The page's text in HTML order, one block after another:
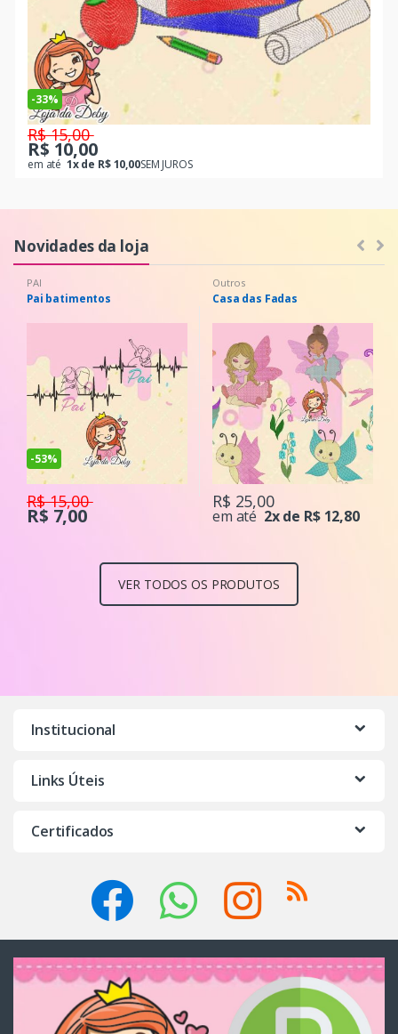
-33%
R$ 15,00
R$ 10,00
em até 1x de R$ 10,00SEM JUROS
Novidades da loja
Outros
Casa das Fadas
R$ 25,00
em até2x de R$ 12,80
Animais
Borboleta Voe
R$ 15,00
em
até
1x de R$
15,00
SEM
JUROS
VER TODOS OS PRODUTOS
Institucional
Links Úteis
Certificados